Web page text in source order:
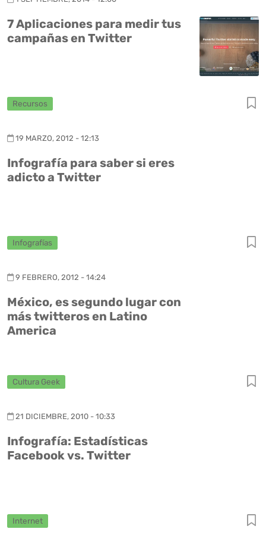
7 Aplicaciones para medir tus
campañas en Twitter
Recursos
19 MARZO, 2012 - 12:13
Infografía para saber si eres
adicto a Twitter
Infografías
9 FEBRERO, 2012 - 14:24
México, es segundo lugar con
más twitteros en Latino
America
Cultura Geek
21 DICIEMBRE, 2010 - 10:33
Infografía: Estadísticas
Facebook vs. Twitter
Internet